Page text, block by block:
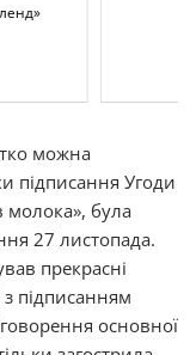
можна
підписання Угоди
молока», була
27 листопада.
прекрасні
з підписанням
основної